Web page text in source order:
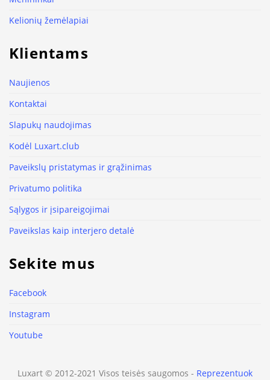
Kelionių žemėlapiai
Klientams
Naujienos
Kontaktai
Slapukų naudojimas
Kodėl Luxart.club
Paveikslų pristatymas ir grąžinimas
Privatumo politika
Sąlygos ir įsipareigojimai
Paveikslas kaip interjero detalė
Sekite mus
Facebook
Instagram
Youtube
Luxart © 2012-2021 Visos teisės saugomos - Reprezentuok